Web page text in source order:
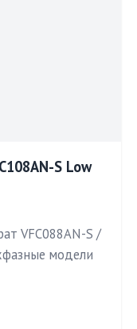
S Low
VFC088AN-S /
модели